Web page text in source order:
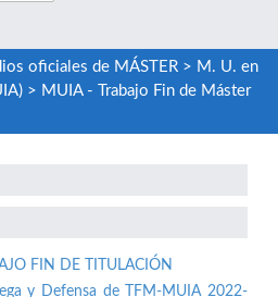
oficiales de MÁSTER> M. U. en
> MUIA - Trabajo Fin de Máster
FIN DE TITULACIÓN
y Defensa de TFM-MUIA 2022-